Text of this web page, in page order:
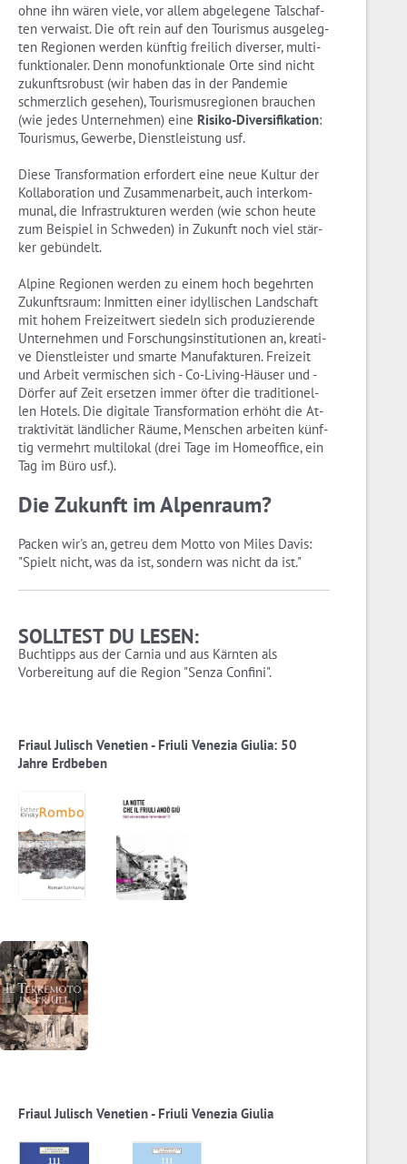
ohne ihn wären viele, vor allem ab­ge­le­ge­ne Tal­schaf­
ten ver­waist. Die oft rein auf den Tou­ris­mus aus­ge­leg­
ten Re­gio­nen wer­den künf­tig frei­lich di­ver­ser, mul­ti­
funk­tio­na­ler. Denn mo­n­o­funk­tio­na­le Orte sind nicht
zu­kunfts­ro­bust (wir haben das in der Pan­de­mie
schmerz­lich ge­se­hen), Tou­ris­mus­re­gio­nen brau­chen
(wie jedes Un­ter­neh­men) eine Ri­si­ko-Di­ver­si­fi­ka­ti­on:
Tou­ris­mus, Ge­wer­be, Dienst­leis­tung usf.
Diese Trans­for­ma­ti­on er­for­dert eine neue Kul­tur der
Kol­la­bo­ra­ti­on und Zu­sam­men­ar­beit, auch in­ter­kom­
mu­nal, die In­fra­struk­tu­ren wer­den (wie schon heute
zum Bei­spiel in Schwe­den) in Zu­kunft noch viel stär­
ker ge­bün­delt.
Al­pi­ne Re­gio­nen wer­den zu einem hoch be­gehr­ten
Zu­kunfts­raum: In­mit­ten einer idyl­li­schen Land­schaft
mit hohem Frei­zeit­wert sie­deln sich pro­du­zie­ren­de
Un­ter­neh­men und For­schungs­in­sti­tu­tio­nen an, krea­ti­
ve Dienst­leis­ter und smar­te Ma­nu­fak­tu­ren. Frei­zeit
und Ar­beit ver­mi­schen sich - Co-Li­ving-Häu­ser und -
Dör­fer auf Zeit er­set­zen immer öfter die tra­di­tio­nel­
len Ho­tels. Die di­gi­ta­le Trans­for­ma­ti­on er­höht die At­
trak­ti­vi­tät länd­li­cher Räume, Men­schen ar­bei­ten künf­
tig ver­mehrt mul­ti­lo­kal (drei Tage im Ho­me­of­fice, ein
Tag im Büro usf.).
Die Zu­kunft im Al­pen­raum?
Pa­cken wir's an, ge­treu dem Motto von Miles Davis:
"Spielt nicht, was da ist, son­dern was nicht da ist."
SOLLTEST DU LESEN:
Buchtipps aus der Carnia und aus Kärnten als
Vorbereitung auf die Region "Senza Confini".
Friaul Julisch Venetien - Friuli Venezia Giulia: 50
Jahre Erdbeben
Friaul Julisch Venetien - Friuli Venezia Giulia